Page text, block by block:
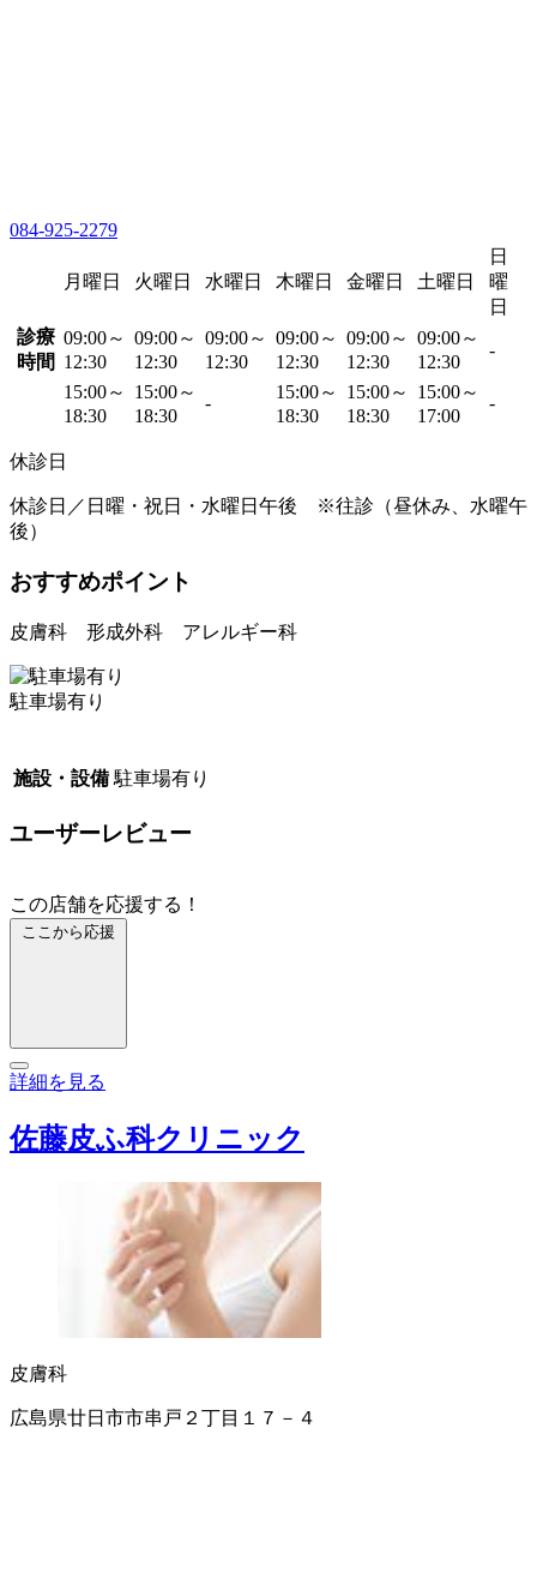
084-925-2279
月曜日 火曜日 水曜日 木曜日 金曜日 土曜日
日
曜
日
診療
時間
09:00～
12:30
09:00～
12:30
09:00～
12:30
09:00～
12:30
09:00～
12:30
09:00～
12:30
-
15:00～
18:30
15:00～
18:30
-
15:00～
18:30
15:00～
18:30
15:00～
17:00
-
休診日
休診日／日曜・祝日・水曜日午後 ※往診（昼休み、水曜午
後）
おすすめポイント
皮膚科 形成外科 アレルギー科
駐車場有り
施設・設備 駐車場有り
ユーザーレビュー
この店舗を応援する！
ここから応援
詳細を見る
佐藤皮ふ科クリニック
皮膚科
広島県廿日市市串戸２丁目１７－４